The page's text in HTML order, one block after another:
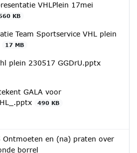
VHLPlein 17mei
KB
Team Sportservice VHL plein
17 MB
plein 230517 GGDrU.pptx
GALA voor
490 KB
en (na) praten over
borrel